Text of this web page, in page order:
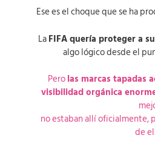
Ese es el choque que se ha
LaFIFA quería proteger a
algo lógico desde el
Perolas marcas tapadas
visibilidad orgánica
no estaban allí oficialmente,
de